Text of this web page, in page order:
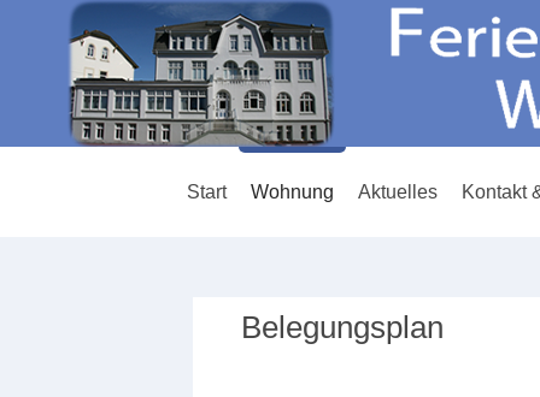
Start Wohnung Aktuelles Kontakt
Belegungsplan